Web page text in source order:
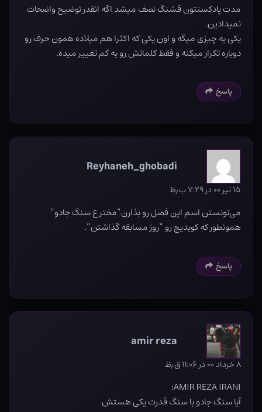
مدت پادکستتون قشنگ نصف میشد اگه انقدر توضیح واضحات
نمیدادین.
یکی یه چیزی میگه و اون یکی که اکثرا هم میلاده همون حرف رو
دوباره تکرار میکنه و فقط کلماتش رو یه کم تغییر میده.
پاسخ
Reyhaneh_ghobadi
۱۵ تیر ۰۰ در ۷:۲۹ ب٫ظ
می‌تونستن اسم این فصل رو بذارن”مخترع سنگ جادو”
همونطور که کویدیچ رو “روز مسابقه گذاشتن”.
پاسخ
amir reza
۸ خرداد ۰۰ در ۱۱:۰۶ ق٫ظ
AMIR REZA IRANI:
آیا سنگ جادو با سنگ قدرت یکی هستش